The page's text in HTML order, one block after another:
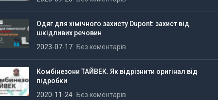
Одяг для хімічного захисту Dupont: захист від
шкідливих речовин
2023-07-17
Без коментарів
Комбінезони ТАЙВЕК. Як відрізнити оригінал від
підробки
2020-11-24
Без коментарів